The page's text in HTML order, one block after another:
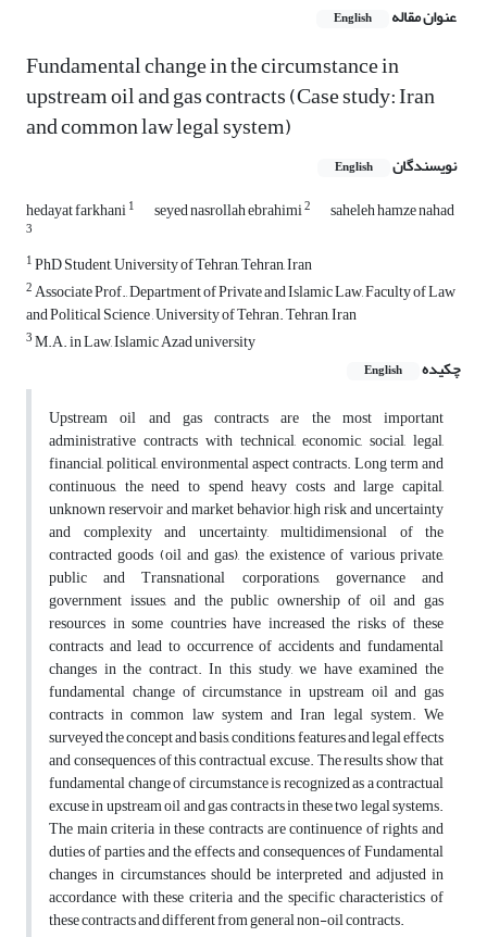
عنوان مقاله English
Fundamental change in the circumstance in
upstream oil and gas contracts (Case study: Iran
and common law legal system)
نویسندگان English
hedayat farkhani1 seyed nasrollah ebrahimi2 saheleh hamze nahad
3
1PhD Student, University of Tehran, Tehran, Iran
2Associate Prof., Department of Private and Islamic Law, Faculty of Law
and Political Science , University of Tehran. Tehran, Iran
3M.A. in Law, Islamic Azad university
چکیده
English
Upstream oil and gas contracts are the most important
administrative contracts with technical, economic, social, legal,
financial, political, environmental aspect contracts. Long term and
continuous, the need to spend heavy costs and large capital,
unknown reservoir and market behavior, high risk and uncertainty
and complexity and uncertainty, multidimensional of the
contracted goods (oil and gas), the existence of various private,
public and Transnational corporations, governance and
government issues, and the public ownership of oil and gas
resources in some countries have increased the risks of these
contracts and lead to occurrence of accidents and fundamental
changes in the contract. In this study, we have examined the
fundamental change of circumstance in upstream oil and gas
contracts in common law system and Iran legal system. We
surveyed the concept and basis, conditions, features and legal effects
and consequences of this contractual excuse. The results show that
fundamental change of circumstance is recognized as a contractual
excuse in upstream oil and gas contracts in these two legal systems.
The main criteria in these contracts are continuence of rights and
duties of parties and the effects and consequences of Fundamental
changes in circumstances should be interpreted and adjusted in
accordance with these criteria and the specific characteristics of
these contracts and different from general non-oil contracts.